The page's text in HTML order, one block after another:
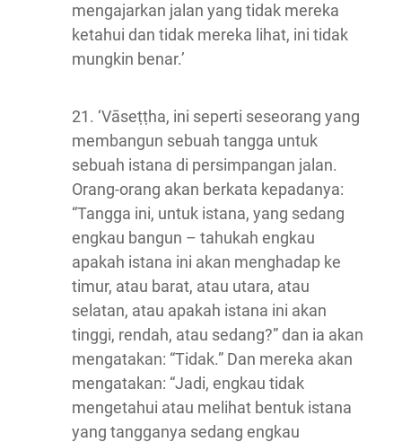
mengajarkan jalan yang tidak mereka
ketahui dan tidak mereka lihat, ini tidak
mungkin benar.’
21. ‘Vāseṭṭha, ini seperti seseorang yang
membangun sebuah tangga untuk
sebuah istana di persimpangan jalan.
Orang-orang akan berkata kepadanya:
“Tangga ini, untuk istana, yang sedang
engkau bangun – tahukah engkau
apakah istana ini akan menghadap ke
timur, atau barat, atau utara, atau
selatan, atau apakah istana ini akan
tinggi, rendah, atau sedang?” dan ia akan
mengatakan: “Tidak.” Dan mereka akan
mengatakan: “Jadi, engkau tidak
mengetahui atau melihat bentuk istana
yang tangganya sedang engkau